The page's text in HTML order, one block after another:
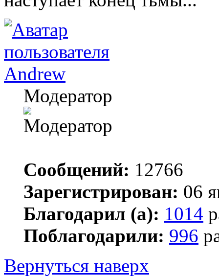
Andrew
Модератор
Сообщений: 12766
Зарегистрирован: 06
Благодарил (а): 1014
Поблагодарили: 996
Вернуться наверх